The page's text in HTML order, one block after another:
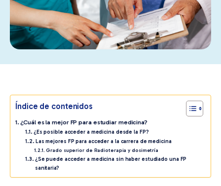
Índice de contenidos
¿Cuál es la mejor FP para estudiar medicina?
¿Es posible acceder a medicina desde la FP?
Las mejores FP para acceder a la carrera de medicina
Grado superior de Radioterapia y dosimetría
¿Se puede acceder a medicina sin haber estudiado una FP
sanitaria?